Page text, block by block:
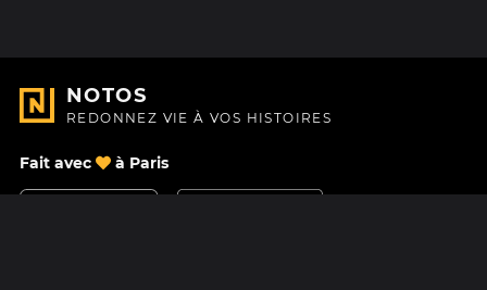
NOTOS
REDONNEZ VIE À VOS HISTOIRES
Fait avec à Paris